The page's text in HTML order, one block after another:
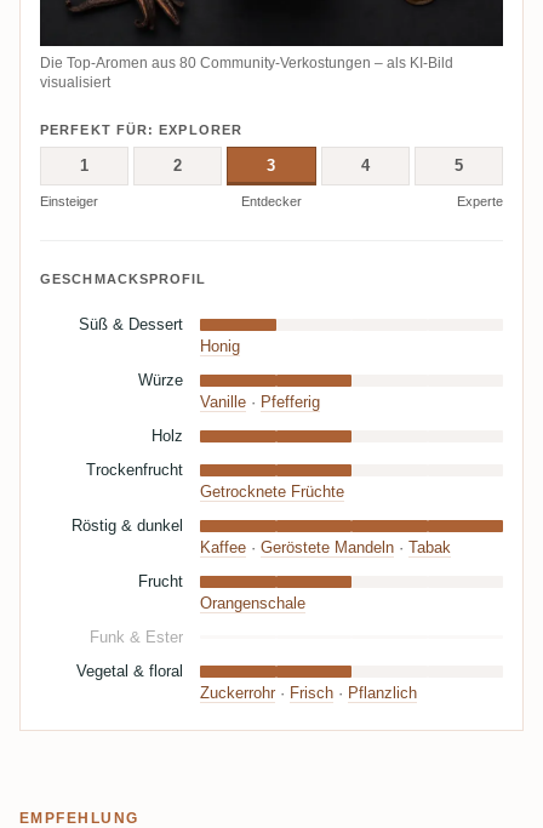
Die Top-Aromen aus 80 Community-Verkostungen – als KI-Bild
visualisiert
PERFEKT FÜR: EXPLORER
1 2 3 4 5
Einsteiger Entdecker Experte
GESCHMACKSPROFIL
Süß & Dessert
Honig
Würze
Vanille · Pfefferig
Holz
Trockenfrucht
Getrocknete Früchte
Röstig & dunkel
Kaffee · Geröstete Mandeln · Tabak
Frucht
Orangenschale
Funk & Ester
Vegetal & floral
Zuckerrohr · Frisch · Pflanzlich
EMPFEHLUNG